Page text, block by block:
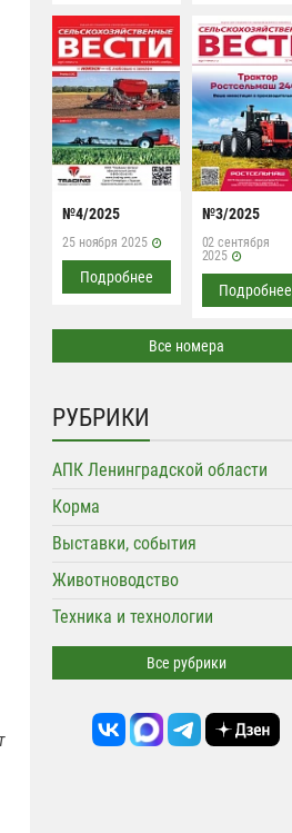
№4/2025
25 ноября 2025
Подробнее
№3/2025
02 сентября
2025
Подробнее
Все номера
РУБРИКИ
АПК Ленинградской области
Корма
Выставки, события
Животноводство
Техника и технологии
Все рубрики